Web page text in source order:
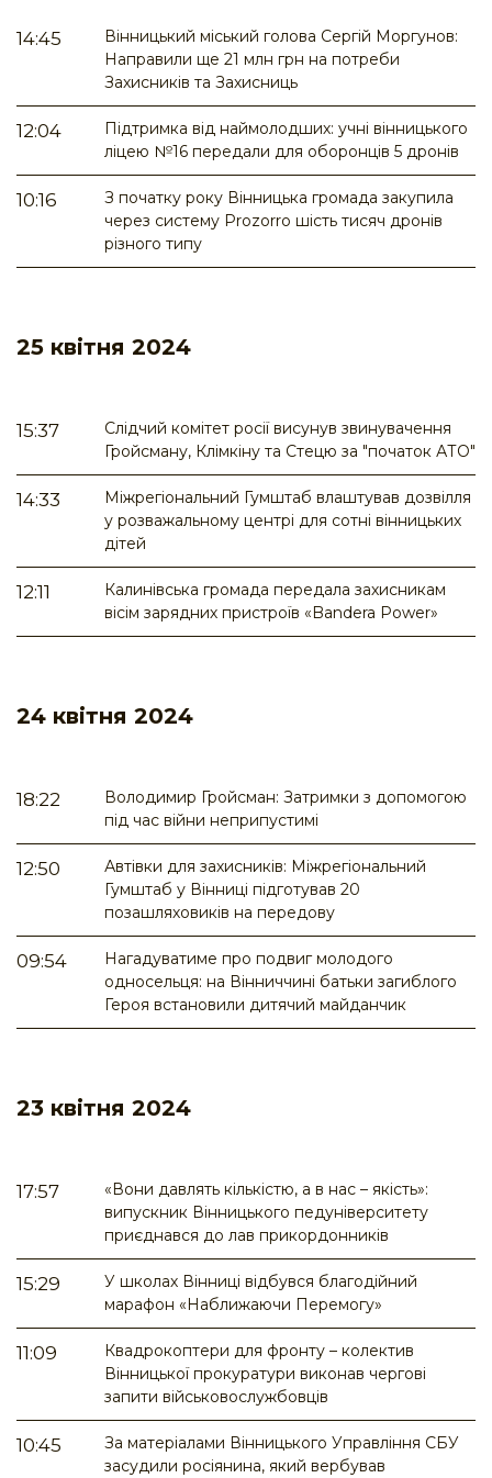
14:45
Вінницький міський голова Сергій Моргунов:
Направили ще 21 млн грн на потреби
Захисників та Захисниць
12:04
Підтримка від наймолодших: учні вінницького
ліцею №16 передали для оборонців 5 дронів
10:16
З початку року Вінницька громада закупила
через систему Prozorro шість тисяч дронів
різного типу
25 квітня 2024
15:37
Слідчий комітет росії висунув звинувачення
Гройсману, Клімкіну та Стецю за "початок АТО"
14:33
Міжрегіональний Гумштаб влаштував дозвілля
у розважальному центрі для сотні вінницьких
дітей
12:11
Калинівська громада передала захисникам
вісім зарядних пристроїв «Bandera Power»
24 квітня 2024
18:22
Володимир Гройсман: Затримки з допомогою
під час війни неприпустимі
12:50
Автівки для захисників: Міжрегіональний
Гумштаб у Вінниці підготував 20
позашляховиків на передову
09:54
Нагадуватиме про подвиг молодого
односельця: на Вінниччині батьки загиблого
Героя встановили дитячий майданчик
23 квітня 2024
17:57
«Вони давлять кількістю, а в нас – якість»:
випускник Вінницького педуніверситету
приєднався до лав прикордонників
15:29
У школах Вінниці відбувся благодійний
марафон «Наближаючи Перемогу»
11:09
Квадрокоптери для фронту – колектив
Вінницької прокуратури виконав чергові
запити військовослужбовців
10:45
За матеріалами Вінницького Управління СБУ
засудили росіянина, який вербував